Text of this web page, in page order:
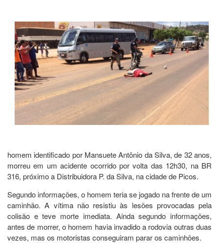
homem identificado por Mansuete Antônio da Silva, de 32 anos,
morreu em um acidente ocorrido por volta das 12h30, na BR
316, próximo a Distribuidora P. da Silva, na cidade de Picos.
Segundo informações, o homem teria se jogado na frente de um
caminhão. A vítima não resistiu às lesões provocadas pela
colisão e teve morte imediata. Ainda segundo informações,
antes de morrer, o homem havia invadido a rodovia outras duas
vezes, mas os motoristas conseguiram parar os caminhões.